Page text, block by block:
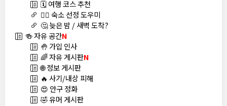
🗓️ 여행 코스 추천
🏊‍♀️ 숙소 선정 도우미
🤔 늦은 밤 / 새벽 도착?
🍻 자유 공간N
🤚 가입 인사
🌈 자유 게시판N
🌐 정보 게시판
🔥 사기/내상 피해
😍 안구 정화
🤣 유머 게시판